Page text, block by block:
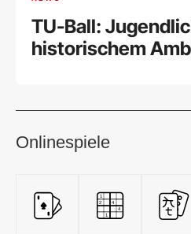
TU-Ball:
historischem
Onlinespiele